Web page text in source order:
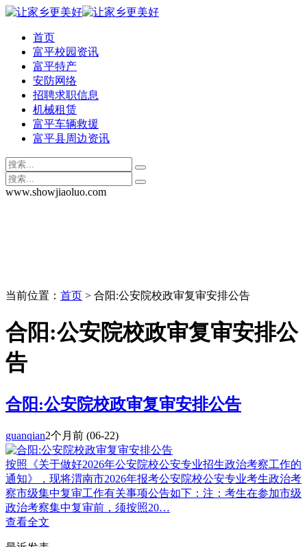
首页
富平校园资讯
富平特产
安防网络
招聘求职信息
机械租赁
富平车辆救援
富平县周边资讯
www.showjiaoluo.com
当前位置： 首页 > 合阳:公安院校政审复审安排公告
合阳:公安院校政审复审安排公
告
合阳:公安院校政审复审安排公告
guanqian2个月前 (06-22)
按照《关于做好2026年公安院校公安专业招生政治考察工作的
通知》，现将渭南市2026年报考公安院校公安专业考生政治考
察市级集中复审工作有关事项公告如下：注：考生在参加市级
政治考察集中复审前，须按照20…
查看全文